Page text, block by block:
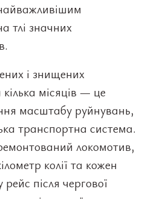
тлі значних
і знищених
місяців — це
масштабу руйнувань,
транспортна система.
локомотив,
колії та кожен
після чергової